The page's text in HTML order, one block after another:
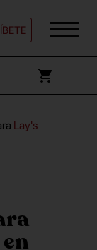
Lay's
en